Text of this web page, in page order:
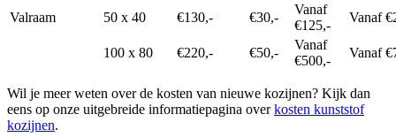
Valraam 50 x 40 €130,- €30,-
Vanaf
€125,-
Vanaf
100 x 80 €220,- €50,-
Vanaf
€500,-
Vanaf
Wil je meer weten over de kosten van nieuwe kozijnen? Kijk dan
eens op onze uitgebreide informatiepagina overkosten kunststof
kozijnen.